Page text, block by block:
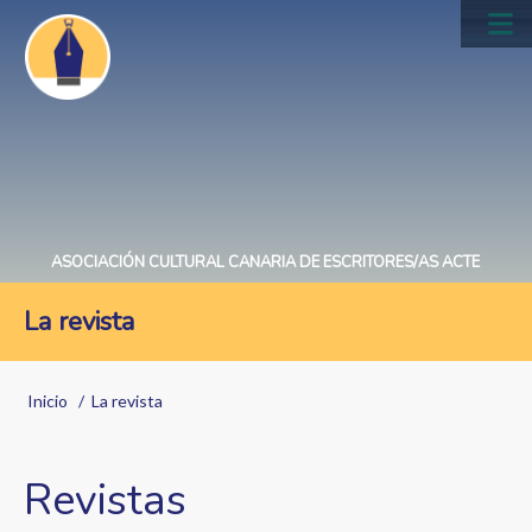
Pasar
contenido
principal
ASOCIACIÓN CULTURAL CANARIA DE ESCRITORES/AS ACTE
La revista
Sobrescribir
ayuda
Inicio La revista
Revistas